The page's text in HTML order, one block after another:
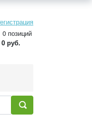
0 позиций
0 руб.